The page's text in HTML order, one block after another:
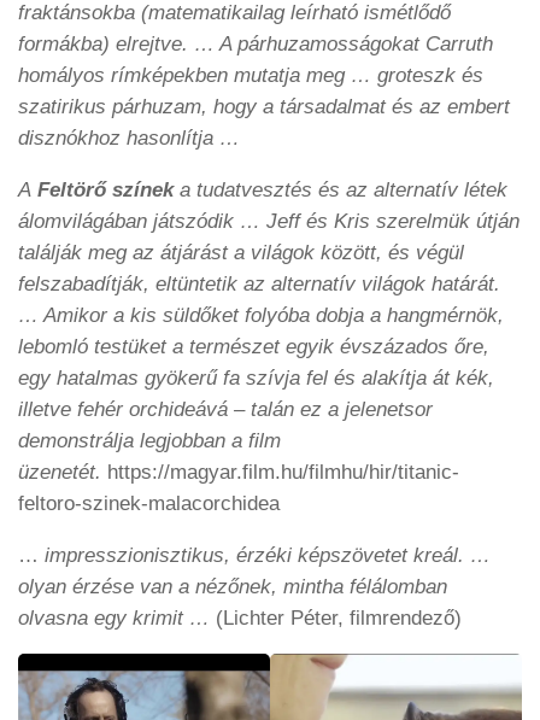
fraktánsokba (matematikailag leírható ismétlődő
formákba) elrejtve. … A párhuzamosságokat Carruth
homályos rímképekben mutatja meg … groteszk és
szatirikus párhuzam, hogy a társadalmat és az embert
disznókhoz hasonlítja …
A Feltörő színeka tudatvesztés és az alternatív létek
álomvilágában játszódik … Jeff és Kris szerelmük útján
találják meg az átjárást a világok között, és végül
felszabadítják, eltüntetik az alternatív világok határát.
… Amikor a kis süldőket folyóba dobja a hangmérnök,
lebomló testüket a természet egyik évszázados őre,
egy hatalmas gyökerű fa szívja fel és alakítja át kék,
illetve fehér orchideává – talán ez a jelenetsor
demonstrálja legjobban a film
üzenetét. https://magyar.film.hu/filmhu/hir/titanic-
feltoro-szinek-malacorchidea
… impresszionisztikus, érzéki képszövetet kreál. …
olyan érzése van a nézőnek, mintha félálomban
olvasna egy krimit … (Lichter Péter, filmrendező)